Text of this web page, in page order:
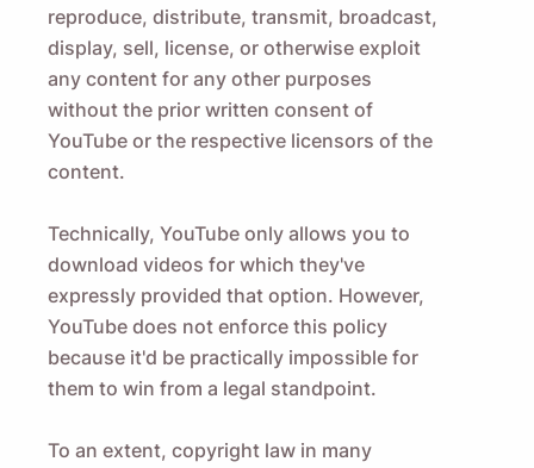
reproduce, distribute, transmit, broadcast,
display, sell, license, or otherwise exploit
any content for any other purposes
without the prior written consent of
YouTube or the respective licensors of the
content.
Technically, YouTube only allows you to
download videos for which they've
expressly provided that option. However,
YouTube does not enforce this policy
because it'd be practically impossible for
them to win from a legal standpoint.
To an extent, copyright law in many